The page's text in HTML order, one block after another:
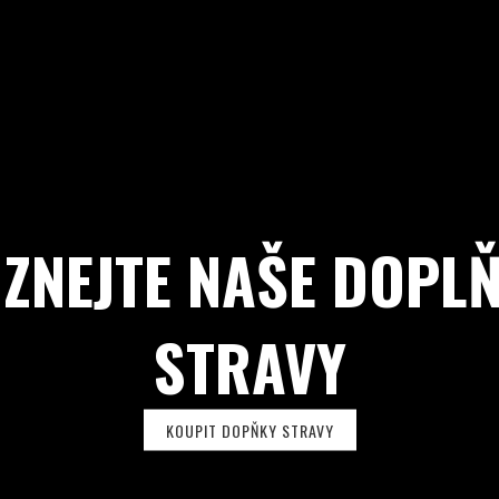
NAŠE
STRAVY
KOUPIT DOPŇKY STRAVY